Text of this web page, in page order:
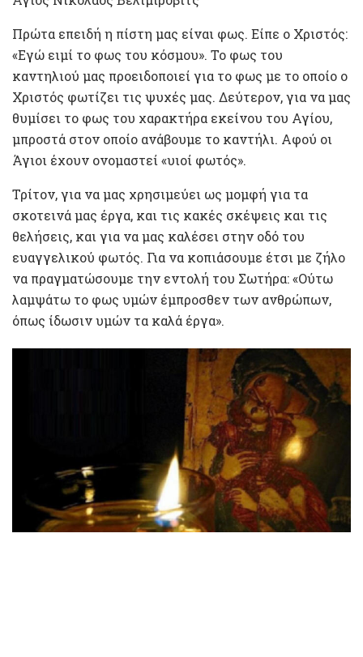
Πρώτα επειδή η πίστη μας είναι φως. Είπε ο Χριστός:
«Εγώ ειμί το φως του κόσμου». Το φως του
καντηλιού μας προειδοποιεί για το φως με το οποίο ο
Χριστός φωτίζει τις ψυχές μας. Δεύτερον, για να μας
θυμίσει το φως του χαρακτήρα εκείνου του Αγίου,
μπροστά στον οποίο ανάβουμε το καντήλι. Αφού οι
Άγιοι έχουν ονομαστεί «υιοί φωτός».
Τρίτον, για να μας χρησιμεύει ως μομφή για τα
σκοτεινά μας έργα, και τις κακές σκέψεις και τις
θελήσεις, και για να μας καλέσει στην οδό του
ευαγγελικού φωτός. Για να κοπιάσουμε έτσι με ζήλο
να πραγματώσουμε την εντολή του Σωτήρα: «Ούτω
λαμψάτω το φως υμών έμπροσθεν των ανθρώπων,
όπως ίδωσιν υμών τα καλά έργα».